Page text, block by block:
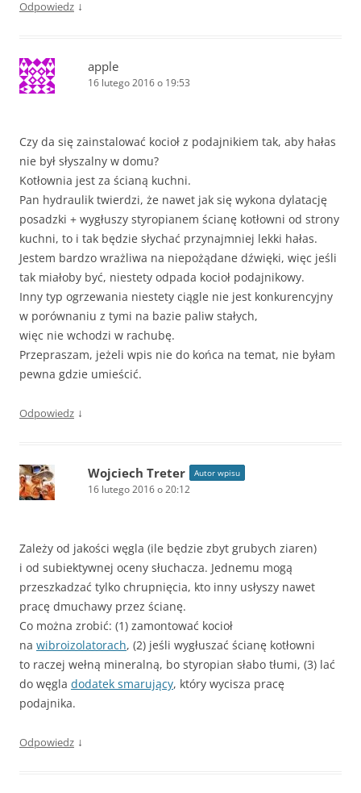
Odpowiedz ↓
apple
16 lutego 2016 o 19:53
Czy da się zainstalować kocioł z podajnikiem tak, aby hałas
nie był słyszalny w domu?
Kotłownia jest za ścianą kuchni.
Pan hydraulik twierdzi, że nawet jak się wykona dylatację
posadzki + wygłuszy styropianem ścianę kotłowni od strony
kuchni, to i tak będzie słychać przynajmniej lekki hałas.
Jestem bardzo wrażliwa na niepożądane dźwięki, więc jeśli
tak miałoby być, niestety odpada kocioł podajnikowy.
Inny typ ogrzewania niestety ciągle nie jest konkurencyjny
w porównaniu z tymi na bazie paliw stałych,
więc nie wchodzi w rachubę.
Przepraszam, jeżeli wpis nie do końca na temat, nie byłam
pewna gdzie umieścić.
Odpowiedz ↓
Wojciech Treter Autor wpisu
16 lutego 2016 o 20:12
Zależy od jakości węgla (ile będzie zbyt grubych ziaren)
i od subiektywnej oceny słuchacza. Jednemu mogą
przeszkadzać tylko chrupnięcia, kto inny usłyszy nawet
pracę dmuchawy przez ścianę.
Co można zrobić: (1) zamontować kocioł
na wibroizolatorach, (2) jeśli wygłuszać ścianę kotłowni
to raczej wełną mineralną, bo styropian słabo tłumi, (3) lać
do węgla dodatek smarujący, który wycisza pracę
podajnika.
Odpowiedz ↓